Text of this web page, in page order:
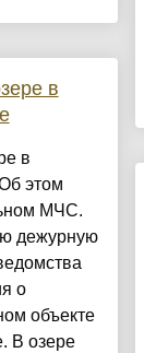
в
в
этом
МЧС.
дежурную
о
объекте
В озере